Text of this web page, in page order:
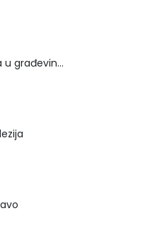
Geodezija u građevinarstvu